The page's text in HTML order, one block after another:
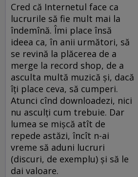
Cred că Internetul face ca
lucrurile să fie mult mai la
îndemînă. Îmi place însă
ideea ca, în anii următori, să
se revină la plăcerea de a
merge la record shop, de a
asculta multă muzică şi, dacă
îţi place ceva, să cumperi.
Atunci cînd downloadezi, nici
nu asculţi cum trebuie. Dar
lumea se mişcă atît de
repede astăzi, încît n-ai
vreme să aduni lucruri
(discuri, de exemplu) şi să le
dai valoare.